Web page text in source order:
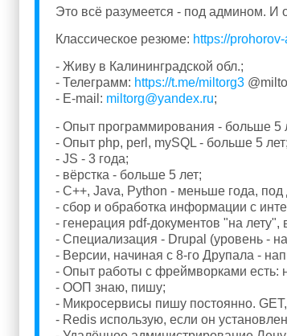
Это всё разумеется - под админом. И
Классическое резюме: https://
- Живу в Калининградской обл.;
- Телеграмм: https://t.me/miltorg3
- E-mail: miltorg@yandex.ru;
- Опыт программирования - больше 5
- Опыт php, perl, mySQL - больше 5 лет;
- JS - 3 года;
- вёрстка - больше 5 лет;
- C++, Java, Python - меньше года, под
- сбор и обработка информации с
- генерация pdf-документов "на лету",
- Специализация - Drupal (уровень -
- Версии, начиная с 8-го Друпала -
- Опыт работы с фреймворками есть:
- ООП знаю, пишу;
- Микросервисы пишу постоянно.
- Redis использую, если он